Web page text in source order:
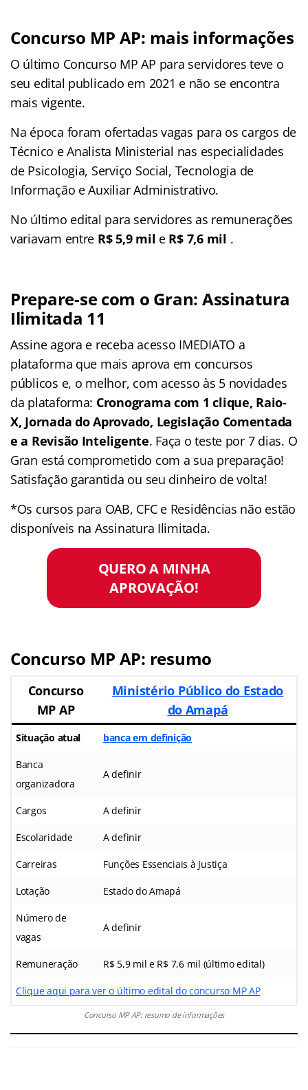
Concurso MP AP: mais informações
O último Concurso MP AP para servidores teve o
seu edital publicado em 2021 e não se encontra
mais vigente.
Na época foram ofertadas vagas para os cargos de
Técnico e Analista Ministerial nas especialidades
de Psicologia, Serviço Social, Tecnologia de
Informação e Auxiliar Administrativo.
No último edital para servidores as remunerações
variavam entre R$ 5,9 mil e R$ 7,6 mil .
Prepare-se com o Gran: Assinatura
Ilimitada 11
Assine agora e receba acesso IMEDIATO a
plataforma que mais aprova em concursos
públicos e, o melhor, com acesso às 5 novidades
da plataforma: Cronograma com 1 clique, Raio-
X, Jornada do Aprovado, Legislação Comentada
e a Revisão Inteligente. Faça o teste por 7 dias. O
Gran está comprometido com a sua preparação!
Satisfação garantida ou seu dinheiro de volta!
*Os cursos para OAB, CFC e Residências não estão
disponíveis na Assinatura Ilimitada.
QUERO A MINHA
APROVAÇÃO!
Concurso MP AP: resumo
Concurso
MP AP
Ministério Público do Estado
do Amapá
Situação atual banca em definição
Banca
organizadora
A definir
Cargos A definir
Escolaridade A definir
Carreiras Funções Essenciais à Justiça
Lotação Estado do Amapá
Número de
vagas
A definir
Remuneração R$ 5,9 mil e R$ 7,6 mil (último edital)
Clique aqui para ver o último edital do concurso MP AP
Concurso MP AP: resumo de informações